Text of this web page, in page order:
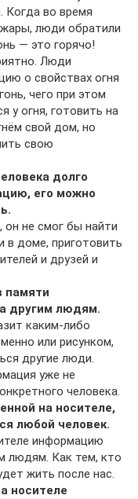
Когда во время
люди обратили
— это горячо!
Люди
о свойствах огня
чего при этом
у огня, готовить на
свой дом, но
свою
долго
его можно
он не смог бы найти
в доме, приготовить
и друзей и
памяти
другим людям.
каким-либо
или рисунком,
другие люди.
уже не
человека.
на носителе,
любой человек.
инфор­мацию
людям. Как тем, кто
жить после нас.
носителе